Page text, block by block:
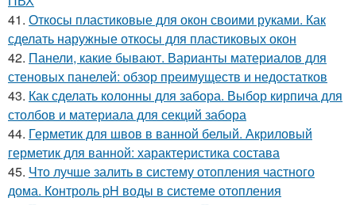
41. Откосы пластиковые для окон своими руками. Как
сделать наружные откосы для пластиковых окон
42. Панели, какие бывают. Варианты материалов для
стеновых панелей: обзор преимуществ и недостатков
43. Как сделать колонны для забора. Выбор кирпича для
столбов и материала для секций забора
44. Герметик для швов в ванной белый. Акриловый
герметик для ванной: характеристика состава
45. Что лучше залить в систему отопления частного
дома. Контроль pH воды в системе отопления